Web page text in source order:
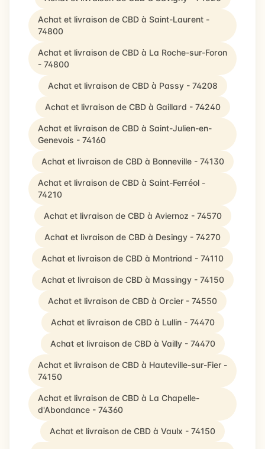
Achat et livraison de CBD à Saint-Laurent -
74800
Achat et livraison de CBD à La Roche-sur-Foron
- 74800
Achat et livraison de CBD à Passy - 74208
Achat et livraison de CBD à Gaillard - 74240
Achat et livraison de CBD à Saint-Julien-en-
Genevois - 74160
Achat et livraison de CBD à Bonneville - 74130
Achat et livraison de CBD à Saint-Ferréol -
74210
Achat et livraison de CBD à Aviernoz - 74570
Achat et livraison de CBD à Desingy - 74270
Achat et livraison de CBD à Montriond - 74110
Achat et livraison de CBD à Massingy - 74150
Achat et livraison de CBD à Orcier - 74550
Achat et livraison de CBD à Lullin - 74470
Achat et livraison de CBD à Vailly - 74470
Achat et livraison de CBD à Hauteville-sur-Fier -
74150
Achat et livraison de CBD à La Chapelle-
d'Abondance - 74360
Achat et livraison de CBD à Vaulx - 74150